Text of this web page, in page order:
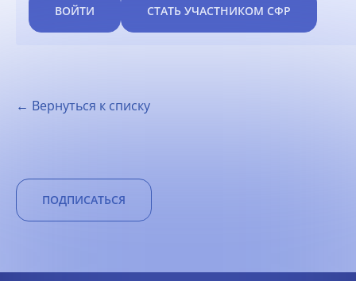
ВОЙТИ СТАТЬ УЧАСТНИКОМ СФР
← Вернуться к списку
ПОДПИСАТЬСЯ